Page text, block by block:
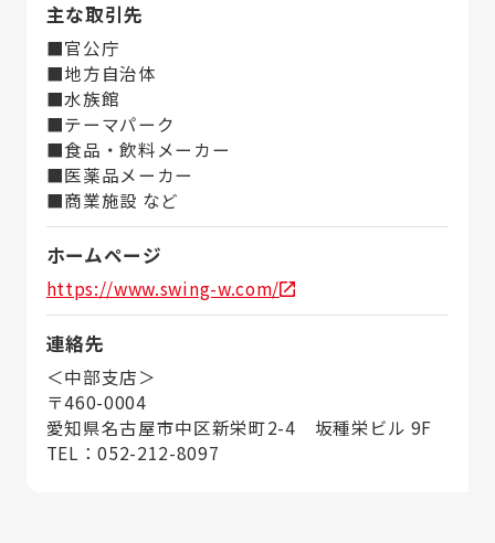
主な取引先
■官公庁
■地方自治体
■水族館
■テーマパーク
■食品・飲料メーカー
■医薬品メーカー
■商業施設 など
ホームページ
https://www.swing-w.com/
連絡先
＜中部支店＞
〒460-0004
愛知県名古屋市中区新栄町2-4 坂種栄ビル 9F
TEL：052-212-8097